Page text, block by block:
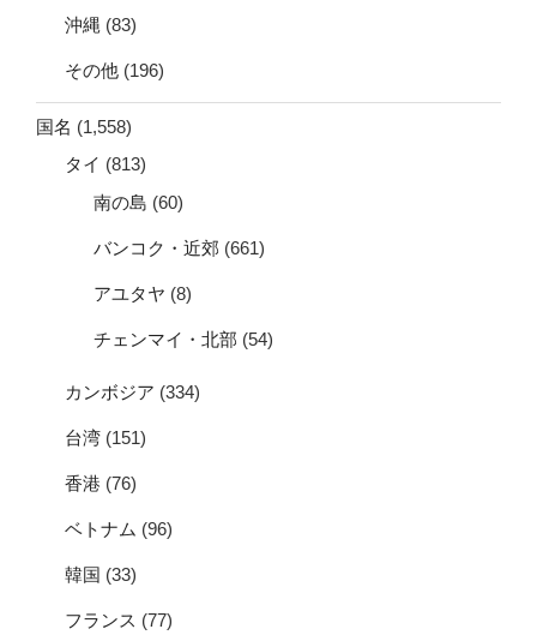
沖縄 (83)
その他 (196)
国名 (1,558)
タイ (813)
南の島 (60)
バンコク・近郊 (661)
アユタヤ (8)
チェンマイ・北部 (54)
カンボジア (334)
台湾 (151)
香港 (76)
ベトナム (96)
韓国 (33)
フランス (77)